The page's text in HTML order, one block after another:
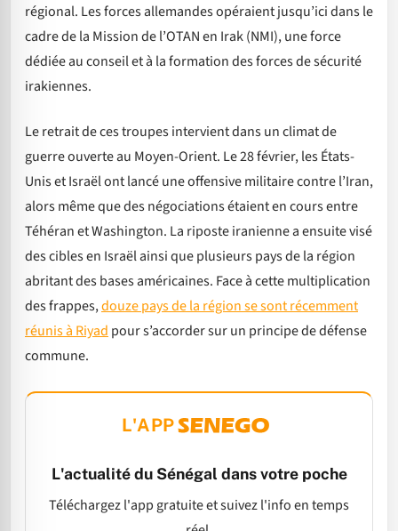
régional. Les forces allemandes opéraient jusqu’ici dans le
cadre de la Mission de l’OTAN en Irak (NMI), une force
dédiée au conseil et à la formation des forces de sécurité
irakiennes.
Le retrait de ces troupes intervient dans un climat de
guerre ouverte au Moyen-Orient. Le 28 février, les États-
Unis et Israël ont lancé une offensive militaire contre l’Iran,
alors même que des négociations étaient en cours entre
Téhéran et Washington. La riposte iranienne a ensuite visé
des cibles en Israël ainsi que plusieurs pays de la région
abritant des bases américaines. Face à cette multiplication
des frappes,douze pays de la région se sont récemment
réunis à Riyad pour s’accorder sur un principe de défense
commune.
L'APP
L'actualité du Sénégal dans votre poche
Téléchargez l'app gratuite et suivez l'info en temps